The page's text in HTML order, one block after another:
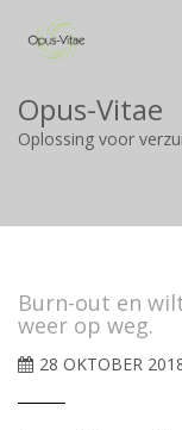
Opus-Vitae
Oplossing voor
Burn-out en
weer op weg.
28 OKTOBER